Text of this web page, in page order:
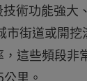
術功能強大
市街道或開挖
這些頻段非